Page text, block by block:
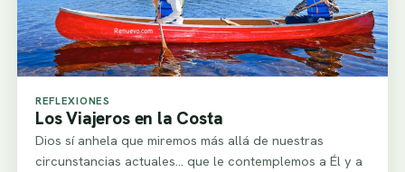
REFLEXIONES
Los Viajeros en la Costa
Dios sí anhela que miremos más allá de nuestras
circunstancias actuales... que le contemplemos a Él y a